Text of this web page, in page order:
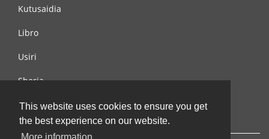
This website uses cookies to ensure you get
the best experience on our website.
Kutusaidia
Libro
Usiri
Sheria
Wasiliana na si